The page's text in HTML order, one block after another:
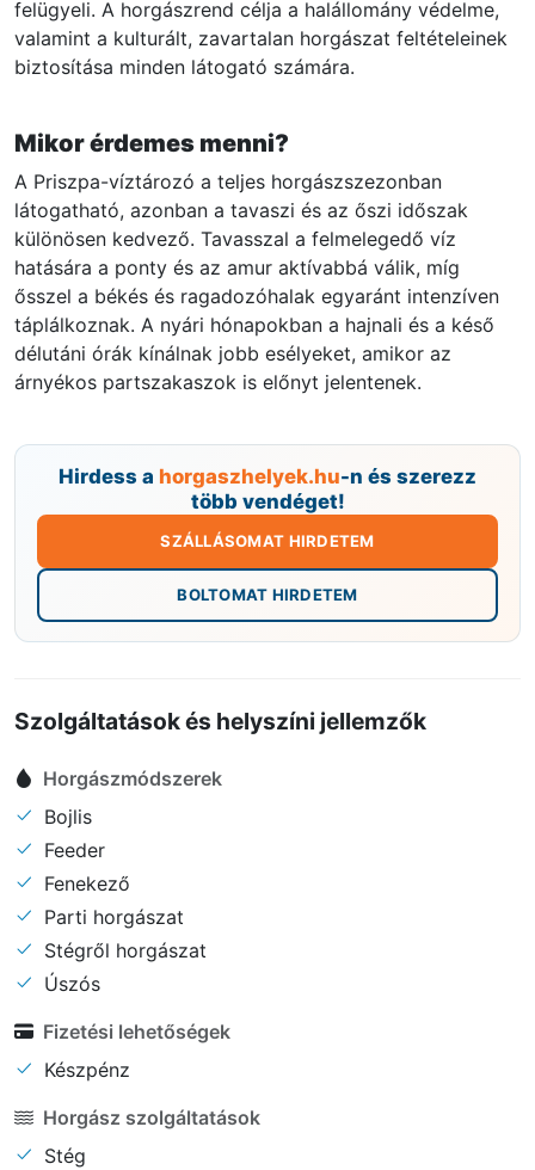
felügyeli. A horgászrend célja a halállomány védelme,
valamint a kulturált, zavartalan horgászat feltételeinek
biztosítása minden látogató számára.
Mikor érdemes menni?
A Priszpa-víztározó a teljes horgászszezonban
látogatható, azonban a tavaszi és az őszi időszak
különösen kedvező. Tavasszal a felmelegedő víz
hatására a ponty és az amur aktívabbá válik, míg
ősszel a békés és ragadozóhalak egyaránt intenzíven
táplálkoznak. A nyári hónapokban a hajnali és a késő
délutáni órák kínálnak jobb esélyeket, amikor az
árnyékos partszakaszok is előnyt jelentenek.
Hirdess a horgaszhelyek.hu-n és szerezz
több vendéget!
SZÁLLÁSOMAT HIRDETEM
BOLTOMAT HIRDETEM
Szolgáltatások és helyszíni jellemzők
Horgászmódszerek
Bojlis
Feeder
Fenekező
Parti horgászat
Stégről horgászat
Úszós
Fizetési lehetőségek
Készpénz
Horgász szolgáltatások
Stég